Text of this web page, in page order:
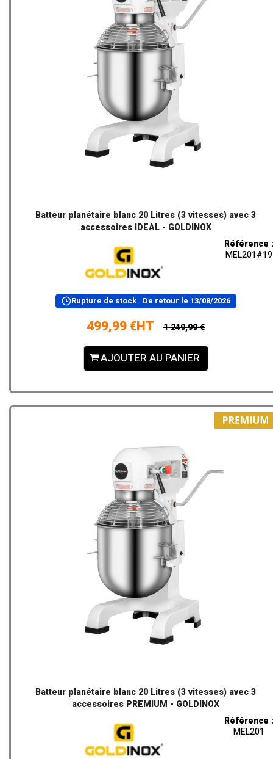
Batteur planétaire blanc 20 Litres (3 vitesses) avec 3
accessoires IDEAL - GOLDINOX
Référence :
MEL201#19
Rupture de stock De retour le 13/08/2026
499,99 €HT 1 249,99 €
AJOUTER AU PANIER
Batteur planétaire blanc 20 Litres (3 vitesses) avec 3
accessoires PREMIUM - GOLDINOX
Référence :
MEL201